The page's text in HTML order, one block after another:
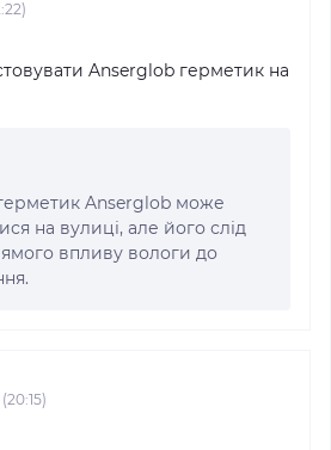
Anserglob герметик на
Anserglob може
на вулиці, але його слід
впливу вологи до